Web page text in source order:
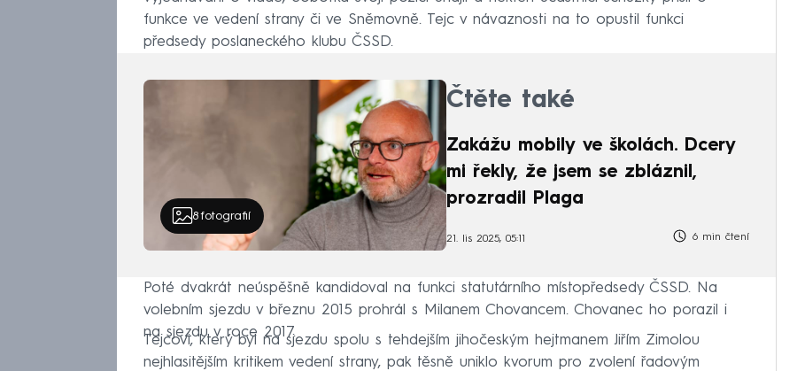
funkce ve vedení strany či ve Sněmovně. Tejc v návaznosti na to opustil funkci
předsedy poslaneckého klubu ČSSD.
8fotografií
Čtěte také
Zakážu mobily ve školách. Dcery
mi řekly, že jsem se zbláznil,
prozradil Plaga
21. lis 2025, 05:11 6 min čtení
Poté dvakrát neúspěšně kandidoval na funkci statutárního místopředsedy ČSSD. Na
volebním sjezdu v březnu 2015 prohrál s Milanem Chovancem. Chovanec ho porazil i
na sjezdu v roce 2017.
Tejcovi, který byl na sjezdu spolu s tehdejším jihočeským hejtmanem Jiřím Zimolou
nejhlasitějším kritikem vedení strany, pak těsně uniklo kvorum pro zvolení řadovým